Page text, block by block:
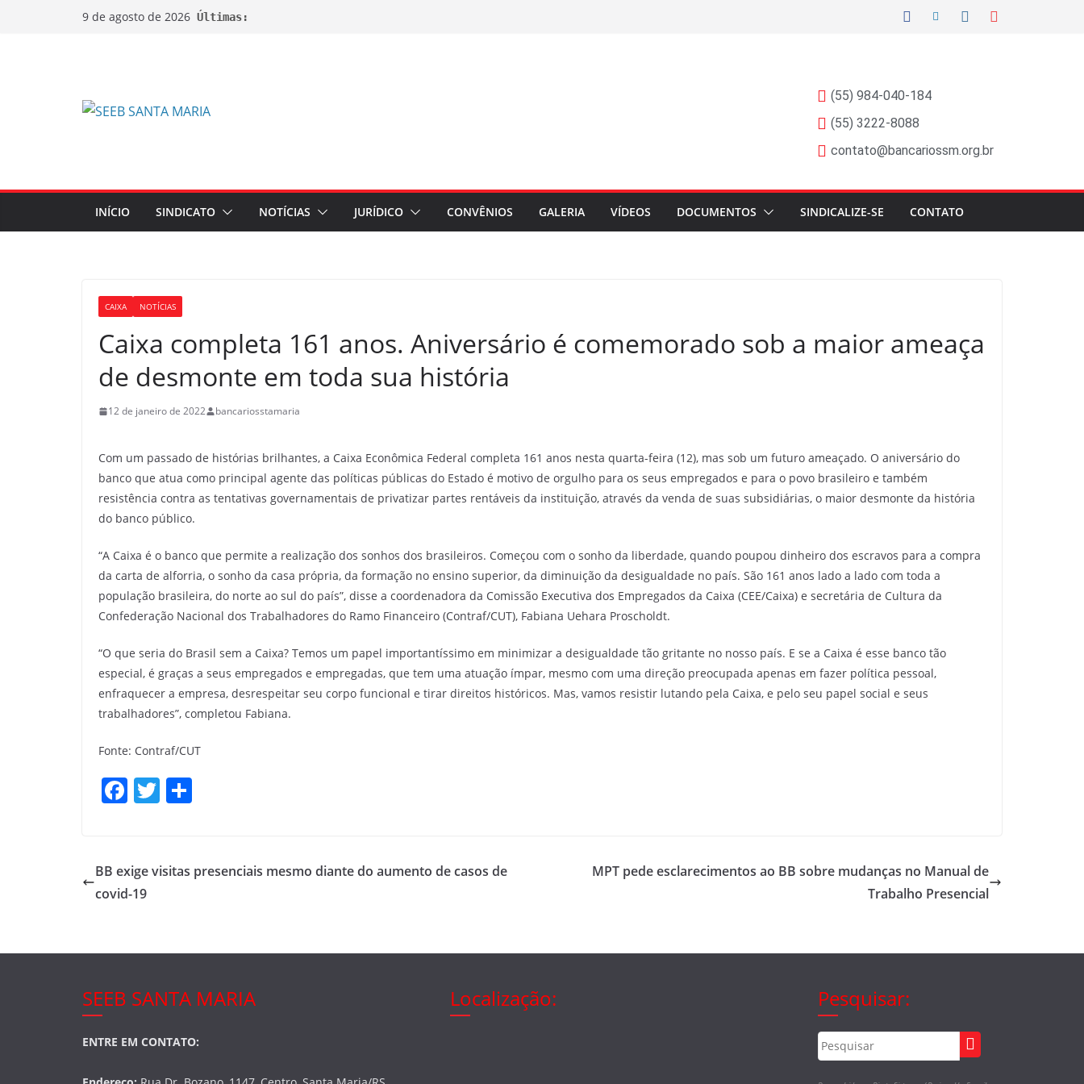
9 de agosto de 2026 Últimas:
(55) 984-040-184
(55) 3222-8088
contato@bancariossm.org.br
INÍCIO SINDICATO NOTÍCIAS JURÍDICO CONVÊNIOS GALERIA VÍDEOS DOCUMENTOS SINDICALIZE-SE CONTATO
CAIXA NOTÍCIAS
Caixa completa 161 anos. Aniversário é comemorado sob a maior ameaça
de desmonte em toda sua história
12 de janeiro de 2022 bancariosstamaria
Com um passado de histórias brilhantes, a Caixa Econômica Federal completa 161 anos nesta quarta-feira (12), mas sob um futuro ameaçado. O aniversário do
banco que atua como principal agente das políticas públicas do Estado é motivo de orgulho para os seus empregados e para o povo brasileiro e também
resistência contra as tentativas governamentais de privatizar partes rentáveis da instituição, através da venda de suas subsidiárias, o maior desmonte da história
do banco público.
“A Caixa é o banco que permite a realização dos sonhos dos brasileiros. Começou com o sonho da liberdade, quando poupou dinheiro dos escravos para a compra
da carta de alforria, o sonho da casa própria, da formação no ensino superior, da diminuição da desigualdade no país. São 161 anos lado a lado com toda a
população brasileira, do norte ao sul do país”, disse a coordenadora da Comissão Executiva dos Empregados da Caixa (CEE/Caixa) e secretária de Cultura da
Confederação Nacional dos Trabalhadores do Ramo Financeiro (Contraf/CUT), Fabiana Uehara Proscholdt.
“O que seria do Brasil sem a Caixa? Temos um papel importantíssimo em minimizar a desigualdade tão gritante no nosso país. E se a Caixa é esse banco tão
especial, é graças a seus empregados e empregadas, que tem uma atuação ímpar, mesmo com uma direção preocupada apenas em fazer política pessoal,
enfraquecer a empresa, desrespeitar seu corpo funcional e tirar direitos históricos. Mas, vamos resistir lutando pela Caixa, e pelo seu papel social e seus
trabalhadores”, completou Fabiana.
Fonte: Contraf/CUT
F
e
b
o
T
er e
BB exige visitas presenciais mesmo diante do aumento de casos de
covid-19
MPT pede esclarecimentos ao BB sobre mudanças no Manual de
Trabalho Presencial
SEEB SANTA MARIA
ENTRE EM CONTATO:
Localização: Pesquisar: